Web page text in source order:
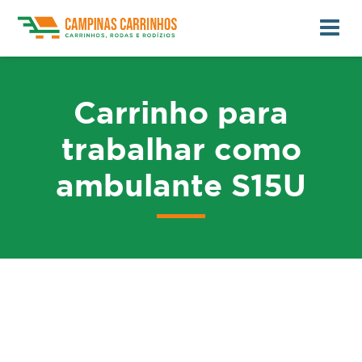
Carrinho para
trabalhar como
ambulante S15U